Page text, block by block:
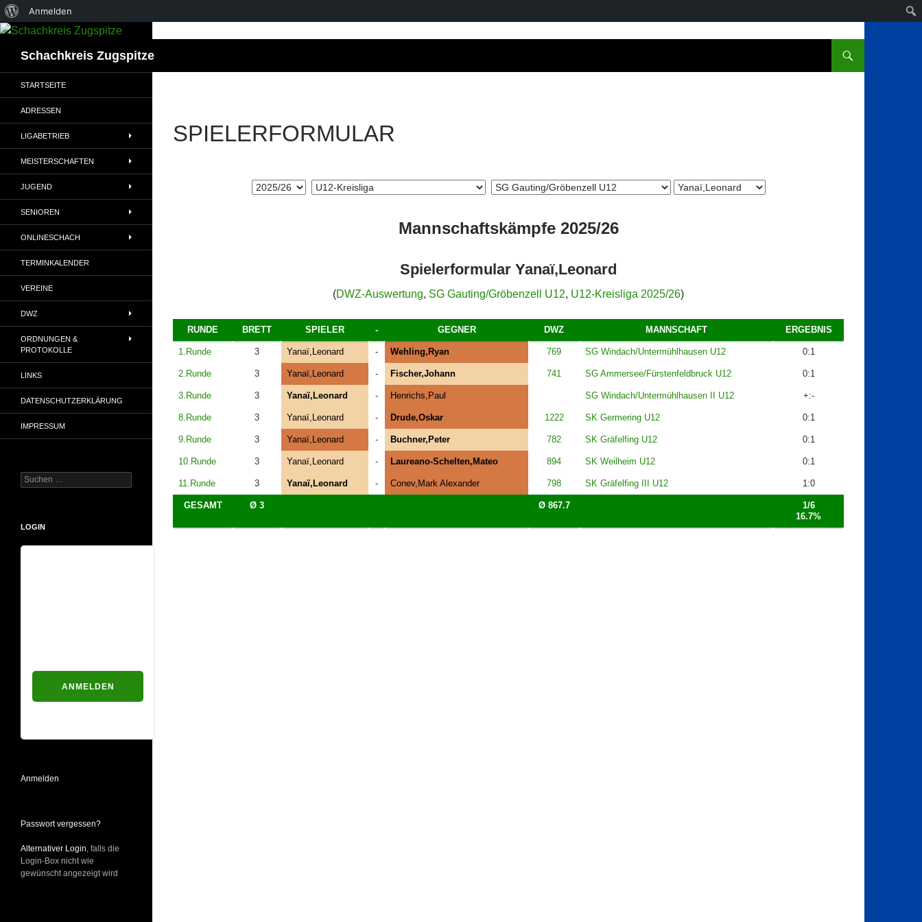
Über
WordPress
Anmelden
Schachkreis Zugspitze
SPIELERFORMULAR
Mannschaftskämpfe 2025/26
Spielerformular Yanaï,Leonard
(DWZ-Auswertung, SG Gauting/Gröbenzell U12, U12-Kreisliga 2025/26)
RUNDE BRETT SPIELER - GEGNER DWZ MANNSCHAFT ERGEBNIS
1.Runde 3 Yanaï,Leonard - Wehling,Ryan 769 SG Windach/Untermühlhausen U12 0:1
2.Runde 3 Yanaï,Leonard - Fischer,Johann 741 SG Ammersee/Fürstenfeldbruck U12 0:1
3.Runde 3 Yanaï,Leonard - Henrichs,Paul SG Windach/Untermühlhausen II U12 +:-
8.Runde 3 Yanaï,Leonard - Drude,Oskar 1222 SK Germering U12 0:1
9.Runde 3 Yanaï,Leonard - Buchner,Peter 782 SK Gräfelfing U12 0:1
10.Runde 3 Yanaï,Leonard - Laureano-Schelten,Mateo 894 SK Weilheim U12 0:1
11.Runde 3 Yanaï,Leonard - Conev,Mark Alexander 798 SK Gräfelfing III U12 1:0
GESAMT Ø 3 Ø 867.7
1/6
16.7%
STARTSEITE
ADRESSEN
LIGABETRIEB
MEISTERSCHAFTEN
JUGEND
SENIOREN
ONLINESCHACH
TERMINKALENDER
VEREINE
DWZ
ORDNUNGEN &
PROTOKOLLE
LINKS
DATENSCHUTZERKLÄRUNG
IMPRESSUM
Suchen
nach:
LOGIN
Anmelden
Passwort vergessen?
Alternativer Login , falls die
Login-Box nicht wie
gewünscht angezeigt wird